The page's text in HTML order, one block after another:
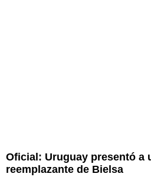
Oficial: Uruguay presentó a
reemplazante de Bielsa